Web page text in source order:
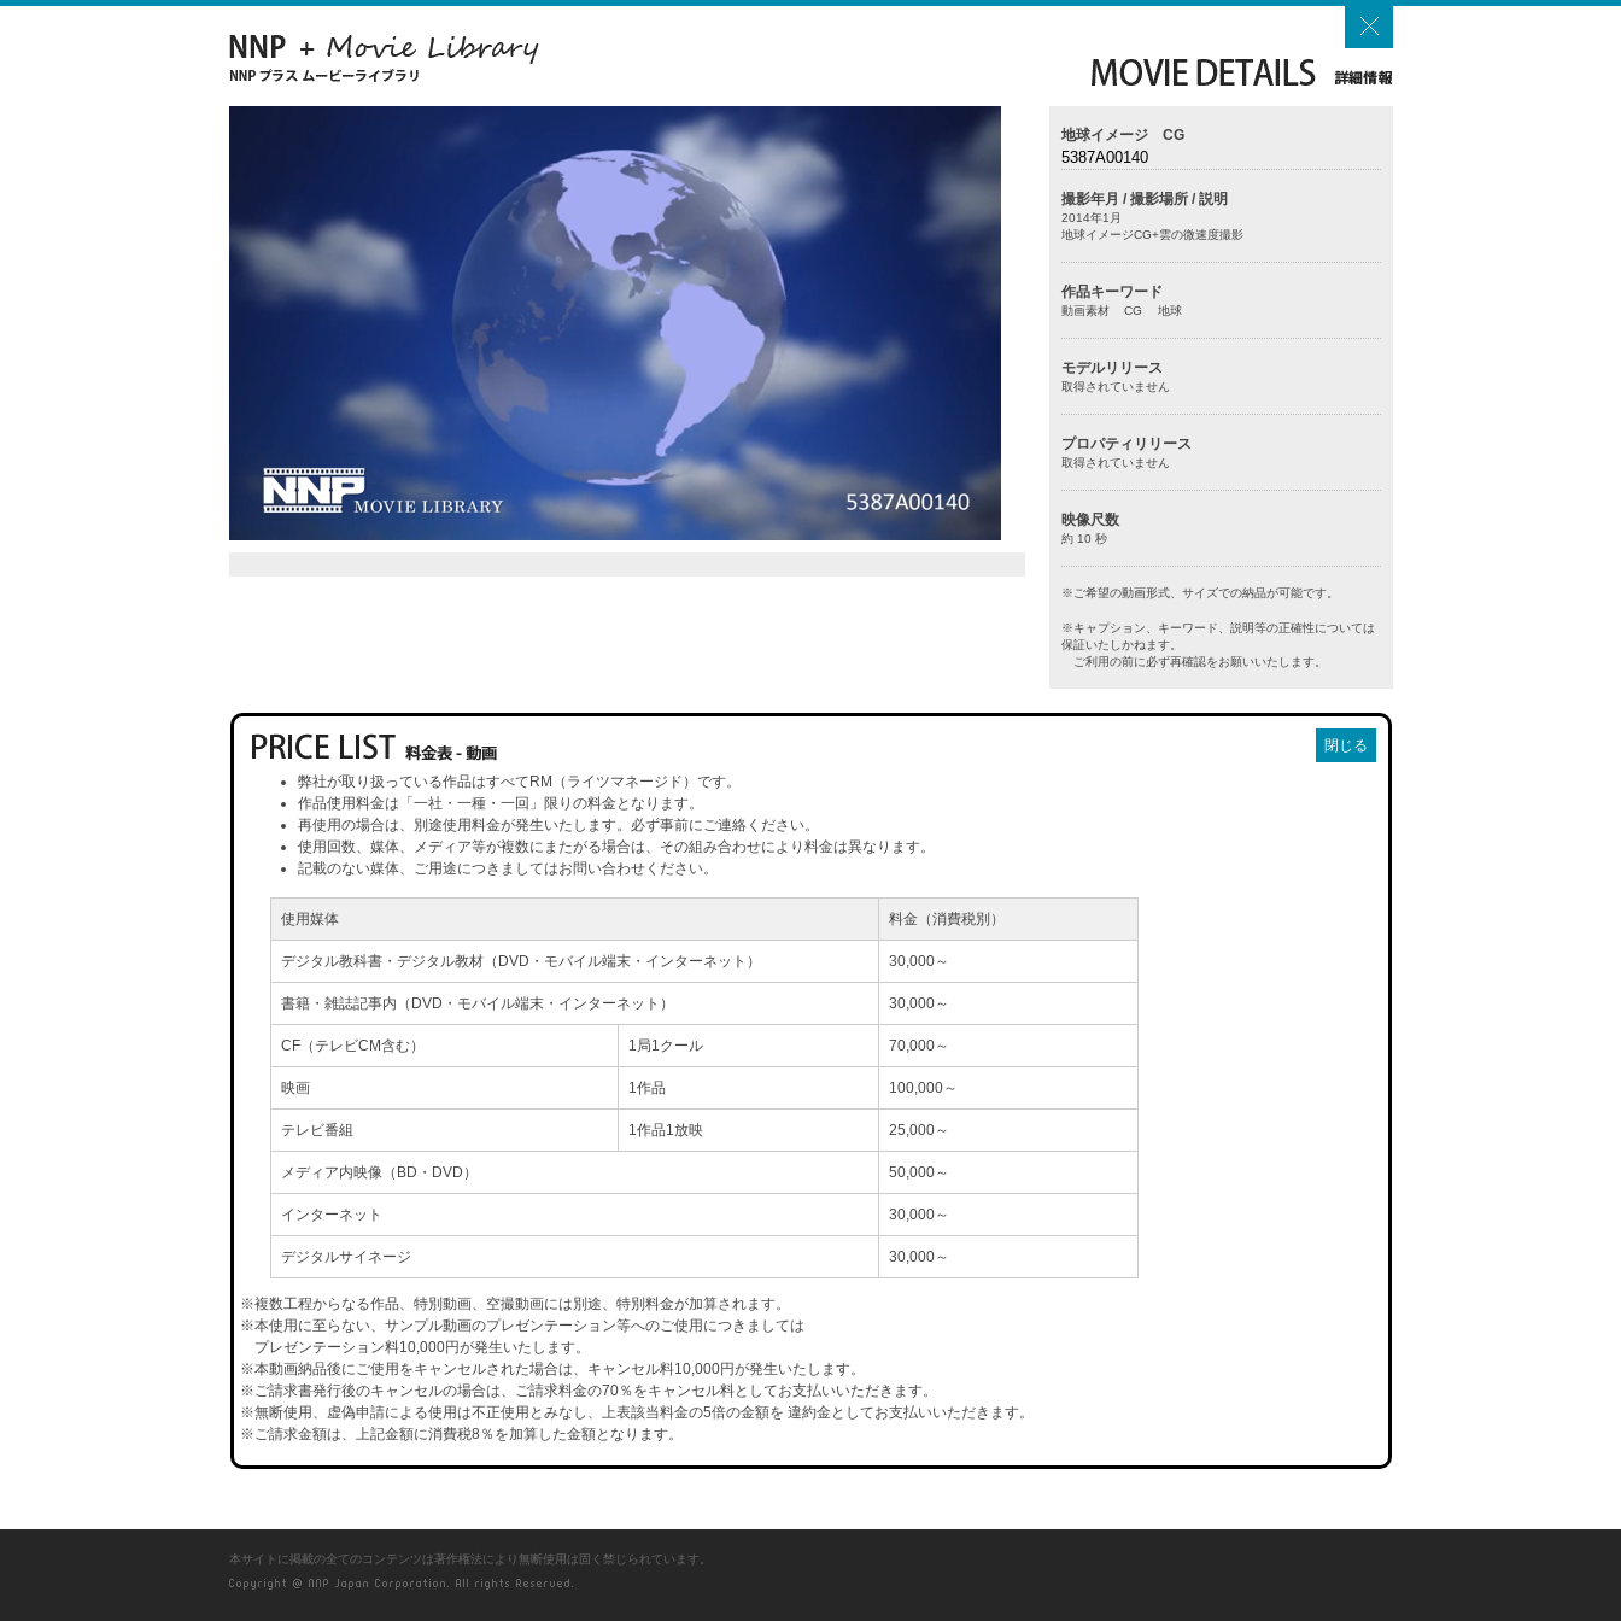
地球イメージ CG
5387A00140
撮影年月 / 撮影場所 / 説明
2014年1月
地球イメージCG+雲の微速度撮影
作品キーワード
動画素材 CG 地球
モデルリリース
取得されていません
プロパティリリース
取得されていません
映像尺数
約 10 秒
※ご希望の動画形式、サイズでの納品が可能です。
※キャプション、キーワード、説明等の正確性については
保証いたしかねます。
ご利用の前に必ず再確認をお願いいたします。
閉じる
弊社が取り扱っている作品はすべてRM（ライツマネージド）です。
作品使用料金は「一社・一種・一回」限りの料金となります。
再使用の場合は、別途使用料金が発生いたします。必ず事前にご連絡ください。
使用回数、媒体、メディア等が複数にまたがる場合は、その組み合わせにより料金は異なります。
記載のない媒体、ご用途につきましてはお問い合わせください。
使用媒体 料金（消費税別）
デジタル教科書・デジタル教材（DVD・モバイル端末・インターネット） 30,000～
書籍・雑誌記事内（DVD・モバイル端末・インターネット） 30,000～
CF（テレビCM含む） 1局1クール 70,000～
映画 1作品 100,000～
テレビ番組 1作品1放映 25,000～
メディア内映像（BD・DVD） 50,000～
インターネット 30,000～
デジタルサイネージ 30,000～
※複数工程からなる作品、特別動画、空撮動画には別途、特別料金が加算されます。
※本使用に至らない、サンプル動画のプレゼンテーション等へのご使用につきましては
プレゼンテーション料10,000円が発生いたします。
※本動画納品後にご使用をキャンセルされた場合は、キャンセル料10,000円が発生いたします。
※ご請求書発行後のキャンセルの場合は、ご請求料金の70％をキャンセル料としてお支払いいただきます。
※無断使用、虚偽申請による使用は不正使用とみなし、上表該当料金の5倍の金額を 違約金としてお支払いいただきます。
※ご請求金額は、上記金額に消費税8％を加算した金額となります。
本サイトに掲載の全てのコンテンツは著作権法により無断使用は固く禁じられています。